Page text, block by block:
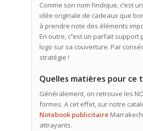
Comme son nom l’indique, c’est un
idée originale de cadeaux que
à prendre note des éléments
En outre, c’’est un parfait
logo sur sa couverture. Par
stratégie !
Quelles matières pour ce
Généralement, on retrouve les
formes. A cet effet, sur notre
Notebook publicitaire
attrayants.